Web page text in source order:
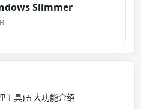
Slimmer
工具)五大功能介绍